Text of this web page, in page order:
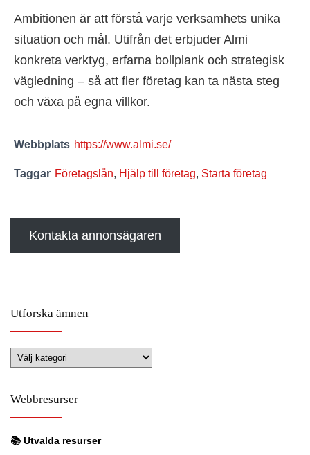
Ambitionen är att förstå varje verksamhets unika
situation och mål. Utifrån det erbjuder Almi
konkreta verktyg, erfarna bollplank och strategisk
vägledning – så att fler företag kan ta nästa steg
och växa på egna villkor.
Webbplats https://www.almi.se/
Taggar Företagslån, Hjälp till företag, Starta företag
Kontakta annonsägaren
Utforska ämnen
Utforska
ämnen
Webbresurser
📚 Utvalda resurser